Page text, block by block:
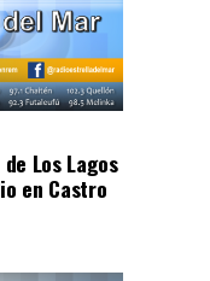
Los Lagos
en Castro